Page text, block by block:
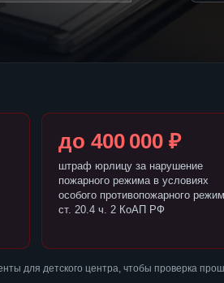
до 400 000 ₽
штраф юрлицу за нарушение
пожарного режима в условиях
особого противопожарного
ст. 20.4 ч. 2 КоАП РФ
для детского центра, чтобы проверка